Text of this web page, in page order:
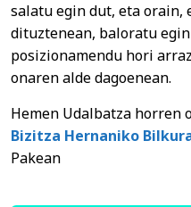
salatu egin dut, eta
dituztenean, baloratu
posizionamendu hori
onaren alde dagoenean.
Hemen Udalbatza horren
Bizitza Hernaniko
Pakean